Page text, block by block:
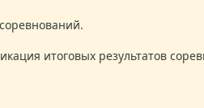
итоговых результатов